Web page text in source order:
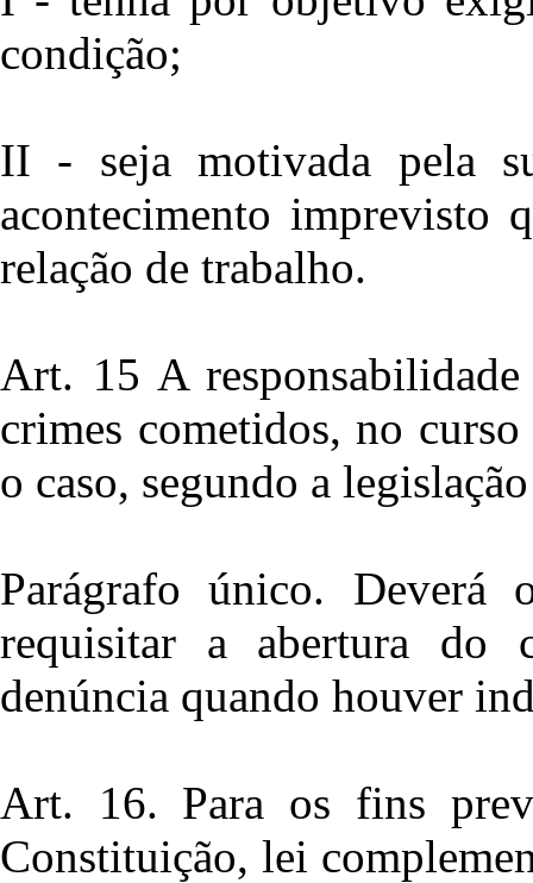
condição;
II - seja motivada pela
acontecimento imprevisto
relação de trabalho.
Art. 15 A
crimes cometidos, no
o caso, segundo a
Parágrafo único.
requisitar a abertura do
denúncia quando houver
Art. 16. Para os fins
Constituição, lei